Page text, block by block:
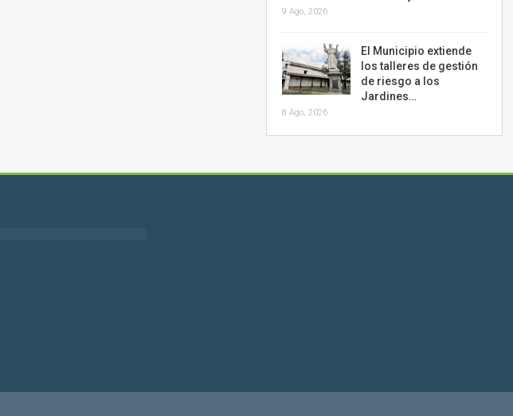
9 Ago, 2026
El Municipio extiende
los talleres de gestión
de riesgo a los
Jardines…
8 Ago, 2026